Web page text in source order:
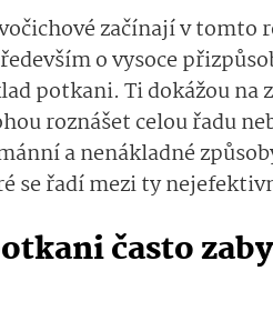
začínají v tomto
o vysoce
potkani. Ti dokážou na
roznášet celou řadu
a nenákladné
se řadí mezi ty
často